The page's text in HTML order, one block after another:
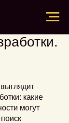
какие
могут